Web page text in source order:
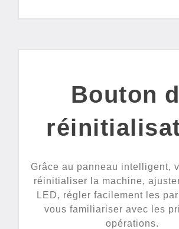
Bouton
Grâce au panneau intelligent,
réinitialiser la machine,
LED, régler facilement les
vous familiariser avec les
opérations.